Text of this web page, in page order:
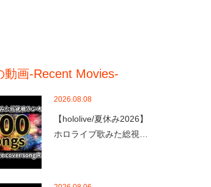
動画-Recent Movies-
2026.08.08
【hololive/夏休み2026】
ホロライブ歌みた総視…